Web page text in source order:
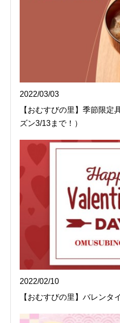
2022/03/03
【おむすびの里】季節限定
ズン3/13まで！）
2022/02/10
【おむすびの里】バレンタ